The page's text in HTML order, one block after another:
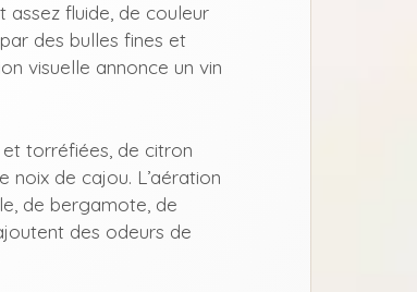
assez fluide, de couleur
des bulles fines et
visuelle annonce un vin
torréfiées, de citron
noix de cajou. L’aération
de bergamote, de
des odeurs de